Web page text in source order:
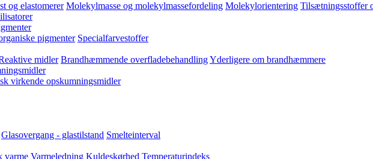
og elastomerer Molekylmasse og molekylmassefordeling Molekylorientering Tilsætningsstoffer
pigmenter Specialfarvestoffer
midler Brandhæmmende overfladebehandlingYderligere om brandhæmmere
virkende opskumningsmidler
Glasovergang - glastilstand Smelteinterval
varme Varmeledning Kuldeskørhed Temperaturindeks